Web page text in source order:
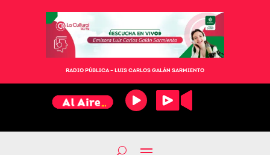
RADIO PÚBLICA – LUIS CARLOS GALÁN SARMIENTO